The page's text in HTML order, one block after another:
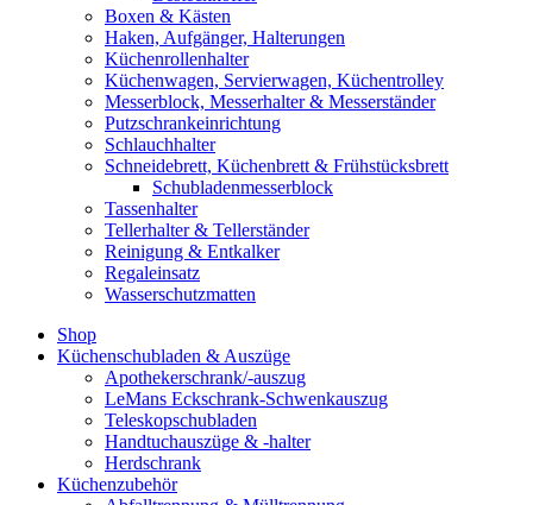
Boxen & Kästen
Haken, Aufgänger, Halterungen
Küchenrollenhalter
Küchenwagen, Servierwagen, Küchentrolley
Messerblock, Messerhalter & Messerständer
Putzschrankeinrichtung
Schlauchhalter
Schneidebrett, Küchenbrett & Frühstücksbrett
Schubladenmesserblock
Tassenhalter
Tellerhalter & Tellerständer
Reinigung & Entkalker
Regaleinsatz
Wasserschutzmatten
Shop
Küchenschubladen & Auszüge
Apothekerschrank/-auszug
LeMans Eckschrank-Schwenkauszug
Teleskopschubladen
Handtuchauszüge & -halter
Herdschrank
Küchenzubehör